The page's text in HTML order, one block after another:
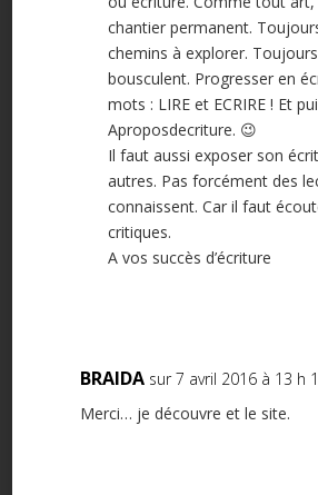
chantier permanent.
chemins à explorer.
bousculent. Progresser en
mots : LIRE et ECRIRE ! Et
Aproposdecriture. 😉
Il faut aussi exposer son
autres. Pas forcément des
connaissent. Car il faut
critiques.
A vos succès d’écriture
BRAIDA sur 7 avril 2016 à 13 h
Merci… je découvre et le site.